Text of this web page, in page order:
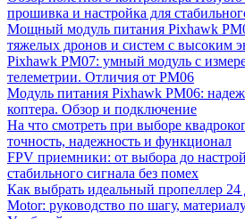
прошивка и настройка для
Мощный модуль питания Pixhawk
тяжелых дронов и систем с высоким
Pixhawk PM07: умный модуль с
телеметрии. Отличия от PM06
Модуль питания Pixhawk PM06:
коптера. Обзор и подключение
На что смотреть при выборе
точность, надежность и функционал
FPV приемники: от выбора до
стабильного сигнала без помех
Как выбрать идеальный пропеллер
Motor: руководство по шагу,